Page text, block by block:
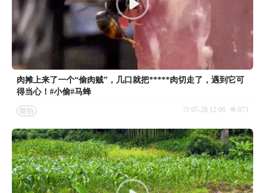
肉摊上来了一个“偷肉贼”，几口就把*****肉切走了，遇到它可
得当心！#小偷#马蜂
随拍 07-28 12:06 873